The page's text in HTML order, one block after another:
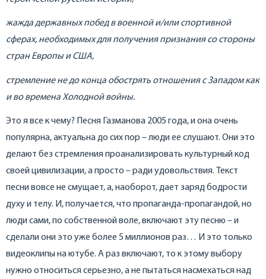
жажда державных побед в военной и/или спортивной
сферах, необходимых для получения признания со стороны
стран Европы и США,
стремление не до конца обострять отношения с Западом как
и во времена Холодной войны.
Это я все к чему? Песня Газманова 2005 года, и она очень
популярна, актуальна до сих пор – люди ее слушают. Они это
делают без стремления проанализировать культурный код
своей цивилизации, а просто – ради удовольствия. Текст
песни вовсе не смущает, а, наоборот, дает заряд бодрости
духу и телу. И, получается, что пропаганда-пропагандой, но
люди сами, по собственной воле, включают эту песню – и
сделали они это уже более 5 миллионов раз… И это только
видеоклипы на ютубе. А раз включают, то к этому выбору
нужно относиться серьезно, а не пытаться насмехаться над